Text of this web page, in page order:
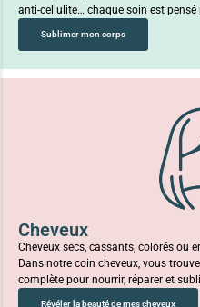
anti-cellulite… chaque soin est
Sublimer mon corps
Cheveux
Cheveux secs, cassants, colorés ou
Dans notre coin cheveux, vous
complète pour nourrir, réparer et
Révéler la beauté de mes cheveux